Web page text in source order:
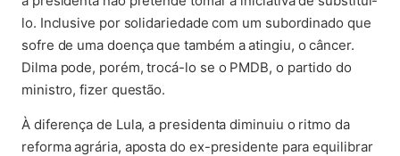
lo. Inclusive por solidariedade com um subordinado que
sofre de uma doença que também a atingiu, o câncer.
Dilma pode, porém, trocá-lo se o PMDB, o partido do
ministro, fizer questão.
À diferença de Lula, a presidenta diminuiu o ritmo da
reforma agrária, aposta do ex-presidente para equilibrar